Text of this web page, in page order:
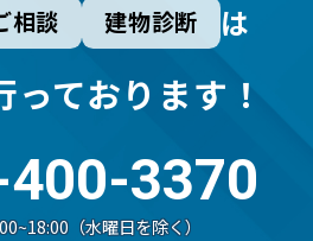
相談 建物診断 は
っております！
3370
（水曜日を除く）